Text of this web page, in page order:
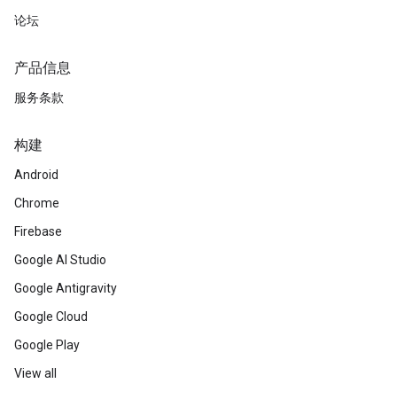
论坛
产品信息
服务条款
构建
Android
Chrome
Firebase
Google AI Studio
Google Antigravity
Google Cloud
Google Play
View all